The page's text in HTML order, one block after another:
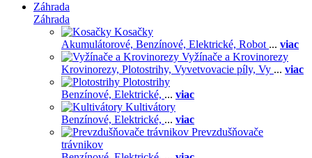
Záhrada
Záhrada
Kosačky
Akumulátorové, Benzínové, Elektrické, Robot ... viac
Vyžínače a Krovinorezy
Krovinorezy, Plotostrihy, Vyvetvovacie píly, Vy ... viac
Plotostrihy
Benzínové, Elektrické, ... viac
Kultivátory
Benzínové, Elektrické, ... viac
Prevzdušňovače
trávnikov